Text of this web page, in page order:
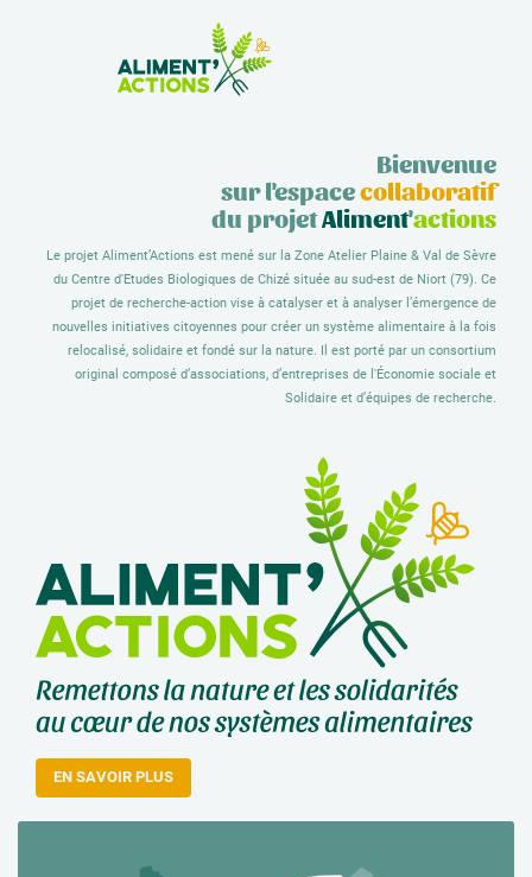
Bienvenue
sur l'espacecollaboratif
du projetAliment'actions
Le projet Aliment’Actions est mené sur la Zone Atelier Plaine & Val de Sèvre
du Centre d'Etudes Biologiques de Chizé située au sud-est de Niort (79). Ce
projet de recherche-action vise à catalyser et à analyser l’émergence de
nouvelles initiatives citoyennes pour créer un système alimentaire à la fois
relocalisé, solidaire et fondé sur la nature. Il est porté par un consortium
original composé d’associations, d’entreprises de l'Économie sociale et
Solidaire et d’équipes de recherche.
EN SAVOIR PLUS